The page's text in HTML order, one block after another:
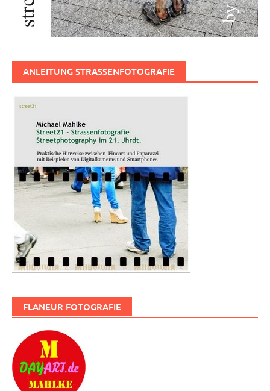
ANLEITUNG STRASSENFOTOGRAFIE
FLANEUR FOTOGRAFIE